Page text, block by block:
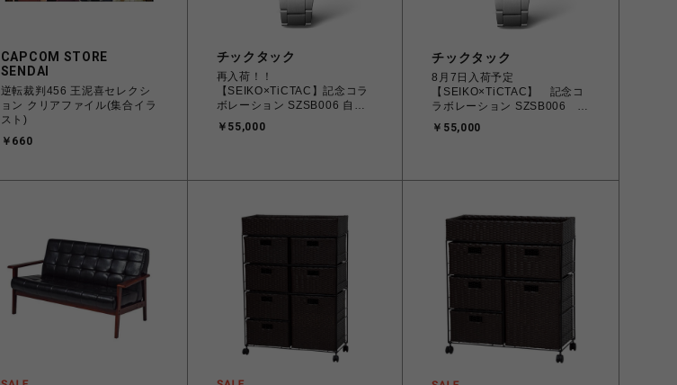
CAPCOM STORE
SENDAI
逆転裁判456 王泥喜セレクシ
ョン クリアファイル(集合イラ
スト)
￥660
チックタック
再入荷！！
【SEIKO×TiCTAC】記念コラ
ボレーション SZSB006 自動
￥55,000
チックタック
8月7日入荷予定
【SEIKO×TiCTAC】 記念コ
ラボレーション SZSB006 ブ
￥55,000